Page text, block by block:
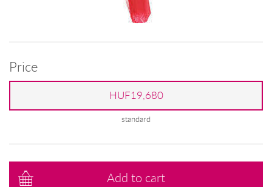
Price
HUF19,680
standard
Add to cart